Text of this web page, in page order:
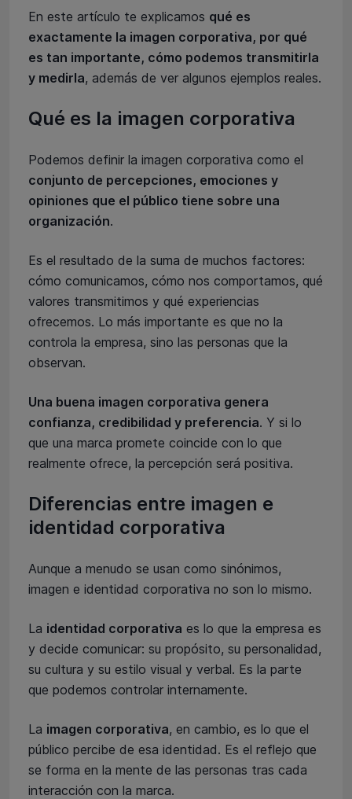
En este artículo te explicamos qué es
exactamente la imagen corporativa, por qué
es tan importante, cómo podemos transmitirla
y medirla, además de ver algunos ejemplos reales.
Qué es la imagen corporativa
Podemos definir la imagen corporativa como el
conjunto de percepciones, emociones y
opiniones que el público tiene sobre una
organización.
Es el resultado de la suma de muchos factores:
cómo comunicamos, cómo nos comportamos, qué
valores transmitimos y qué experiencias
ofrecemos. Lo más importante es que no la
controla la empresa, sino las personas que la
observan.
Una buena imagen corporativa genera
confianza, credibilidad y preferencia. Y si lo
que una marca promete coincide con lo que
realmente ofrece, la percepción será positiva.
Diferencias entre imagen e
identidad corporativa
Aunque a menudo se usan como sinónimos,
imagen e identidad corporativa no son lo mismo.
La identidad corporativa es lo que la empresa es
y decide comunicar: su propósito, su personalidad,
su cultura y su estilo visual y verbal. Es la parte
que podemos controlar internamente.
La imagen corporativa, en cambio, es lo que el
público percibe de esa identidad. Es el reflejo que
se forma en la mente de las personas tras cada
interacción con la marca.